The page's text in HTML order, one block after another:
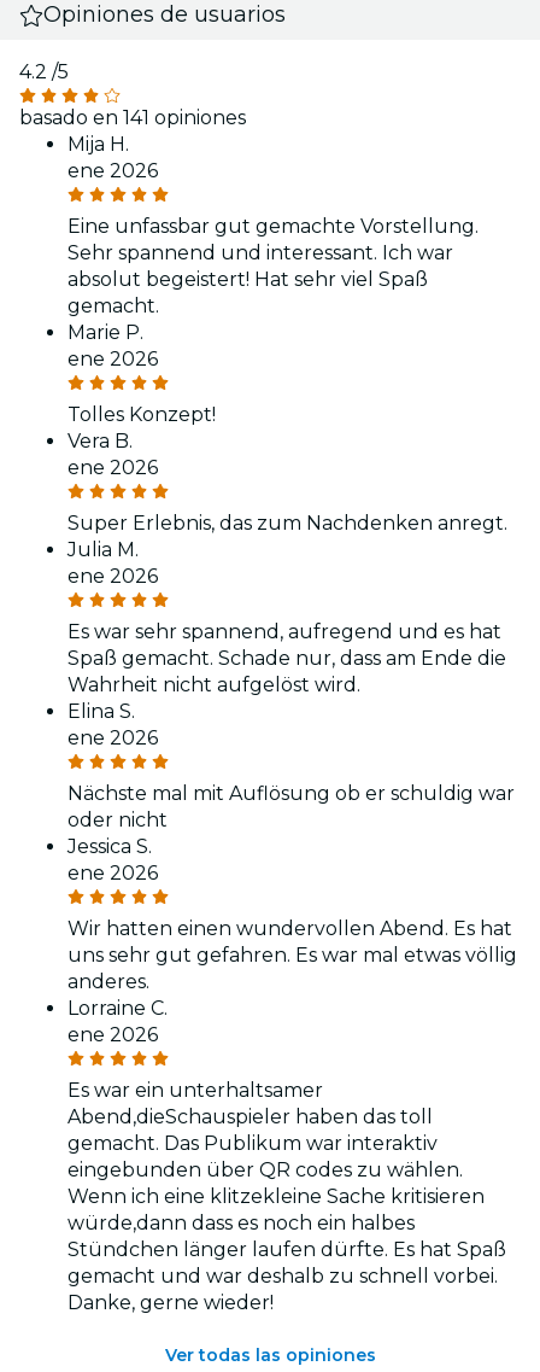
Opiniones de usuarios
4.2 /5
basado en 141 opiniones
Mija H.
ene 2026
Eine unfassbar gut gemachte Vorstellung.
Sehr spannend und interessant. Ich war
absolut begeistert! Hat sehr viel Spaß
gemacht.
Marie P.
ene 2026
Tolles Konzept!
Vera B.
ene 2026
Super Erlebnis, das zum Nachdenken anregt.
Julia M.
ene 2026
Es war sehr spannend, aufregend und es hat
Spaß gemacht. Schade nur, dass am Ende die
Wahrheit nicht aufgelöst wird.
Elina S.
ene 2026
Nächste mal mit Auflösung ob er schuldig war
oder nicht
Jessica S.
ene 2026
Wir hatten einen wundervollen Abend. Es hat
uns sehr gut gefahren. Es war mal etwas völlig
anderes.
Lorraine C.
ene 2026
Es war ein unterhaltsamer
Abend,dieSchauspieler haben das toll
gemacht. Das Publikum war interaktiv
eingebunden über QR codes zu wählen.
Wenn ich eine klitzekleine Sache kritisieren
würde,dann dass es noch ein halbes
Stündchen länger laufen dürfte. Es hat Spaß
gemacht und war deshalb zu schnell vorbei.
Danke, gerne wieder!
Ver todas las opiniones